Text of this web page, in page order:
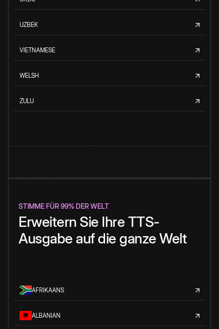
UZBEK
VIETNAMESE
WELSH
ZULU
STIMME FÜR 99% DER WELT
Erweitern Sie Ihre TTS-
Ausgabe auf die ganze Welt
AFRIKAANS
ALBANIAN